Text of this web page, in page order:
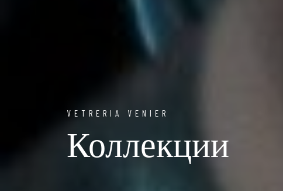
VETRERIA VENIER
Коллекции